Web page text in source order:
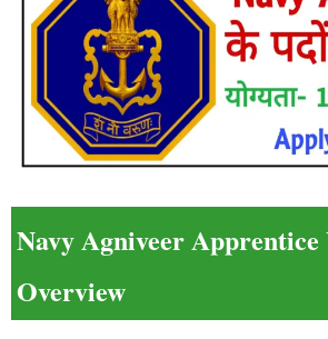
Navy Agniveer Apprentice
Overview